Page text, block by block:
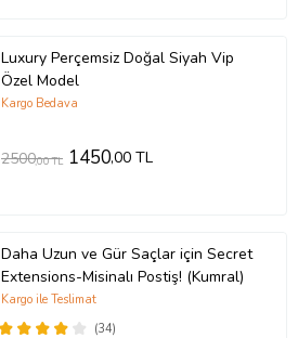
Luxury Perçemsiz Doğal Siyah Vip
Özel Model
Kargo Bedava
2500,00 TL 1450,00 TL
Daha Uzun ve Gür Saçlar için Secret
Extensions-Misinalı Postiş! (Kumral)
(34)
Kargo ile Teslimat